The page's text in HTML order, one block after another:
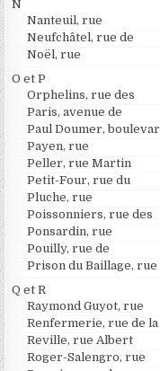
N
Nanteuil, rue
Neufchâtel, rue de
Noël, rue
O et P
Orphelins, rue des
Paris, avenue de
Paul Doumer,
Payen, rue
Peller, rue Martin
Petit-Four, rue du
Pluche, rue
Poissonniers, rue des
Ponsardin, rue
Pouilly, rue de
Prison du Baillage, rue
Q et R
Raymond Guyot, rue
Renfermerie, rue de la
Reville, rue Albert
Roger-Salengro, rue